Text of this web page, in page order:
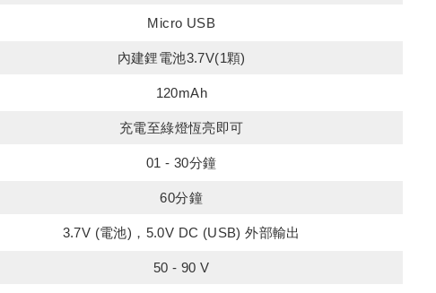
Micro USB
內建鋰電池3.7V(1顆)
120mAh
充電至綠燈恆亮即可
01 - 30分鐘
60分鐘
3.7V (電池)，5.0V DC (USB) 外部輸出
50 - 90 V